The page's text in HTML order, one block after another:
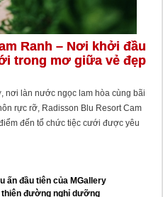
Ranh – Nơi khởi đầu
trong mơ giữa vẻ đẹp
nơi làn nước ngọc lam hòa cùng bãi
rực rỡ, Radisson Blu Resort Cam
đến tổ chức tiệc cưới được yêu
ấn đầu tiên của MGallery
thiên đường nghỉ dưỡng